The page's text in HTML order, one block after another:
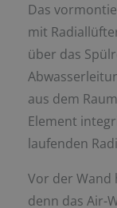
Das
mit
über das
aus dem
Element
laufenden
Vor der Wand
denn das Air-